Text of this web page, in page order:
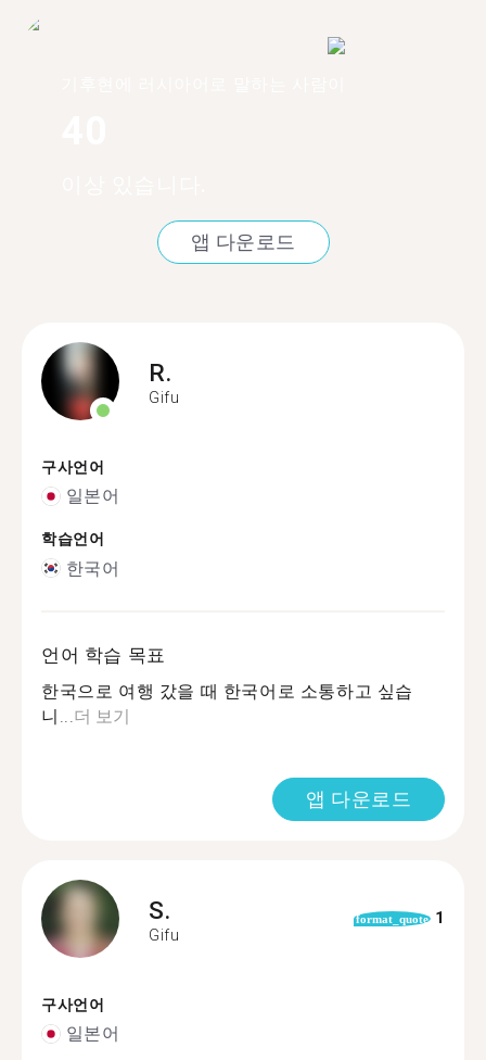
앱 다운로드
R.
Gifu
구사언어
일본어
학습언어
한국어
언어 학습 목표
한국으로 여행 갔을 때 한국어로 소통하고 싶습
니... 더 보기
앱 다운로드
S.
Gifu
format_quote 1
구사언어
일본어